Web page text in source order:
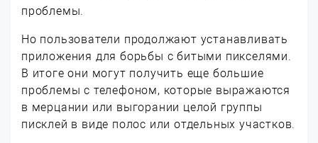
проблемы.
Но пользователи продолжают устанавливать
приложения для борьбы с битыми пикселями.
В итоге они могут получить еще большие
проблемы с телефоном, которые выражаются
в мерцании или выгорании целой группы
писклей в виде полос или отдельных участков.